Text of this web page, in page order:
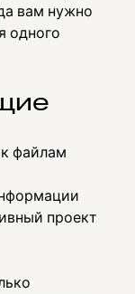
вам нужно
одного
файлам
проект